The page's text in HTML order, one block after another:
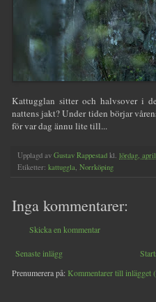
Kattugglan sitter och halvsover i
nattens jakt? Under tiden börjar
för var dag ännu lite till...
Upplagd av Gustav Rappestad kl. lördag,
Etiketter: kattuggla, Norrköping
Inga kommentarer:
Skicka en kommentar
Senaste inlägg
Prenumerera på: Kommentarer till inlägget